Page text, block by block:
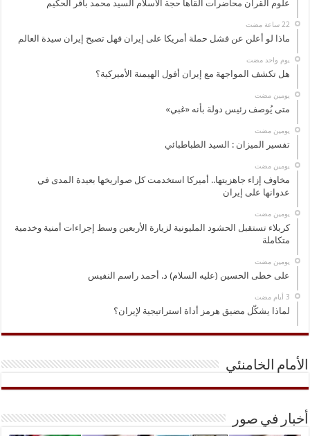
علوم القرآن محاضرات القاها حجة الاسلام السيد محمد باقر الحكيم
ماذا لو أعلن عن فشل حملة أمريكا على إيران فهل تصبح إيران سيدة العالم
‏يوم واحد مضت
هل تكشف المواجهة مع إيران أفول الهيمنة الأميركية؟
‏يومين مضت
متى يُوصف رئيس دولة بأنه «غبي»
‏يومين مضت
تفسير الميزان : السيد الطباطبائي
‏يومين مضت
مخاوف إزاء جاهزيتها.. أميركا استخدمت كل صواريخها بعيدة المدى في
عدوانها على إيران
‏يومين مضت
كربلاء تستقبل الحشود المليونية لزيارة الأربعين وسط إجراءات أمنية وخدمية
متكاملة
‏يومين مضت
على خطى الحسين (عليه السلام) د. أحمد راسم النفيس
لماذا يشكّل مضيق هرمز أداة استراتيجية لإيران؟
الأمام الخامنئي
أخبار في صور